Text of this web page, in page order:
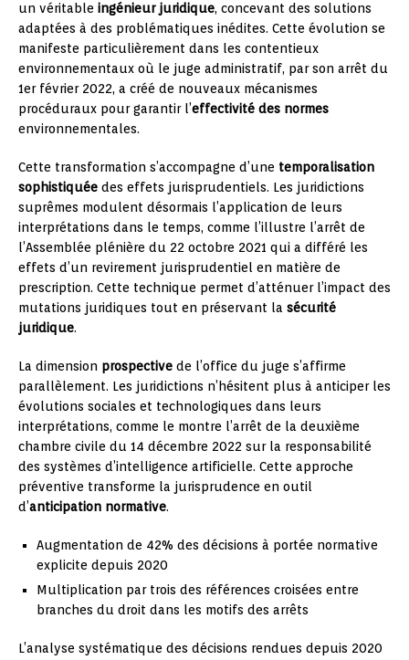
un véritable ingénieur juridique, concevant des solutions
adaptées à des problématiques inédites. Cette évolution se
manifeste particulièrement dans les contentieux
environnementaux où le juge administratif, par son arrêt du
1er février 2022, a créé de nouveaux mécanismes
procéduraux pour garantir l’effectivité des normes
environnementales.
Cette transformation s’accompagne d’une temporalisation
sophistiquée des effets jurisprudentiels. Les juridictions
suprêmes modulent désormais l’application de leurs
interprétations dans le temps, comme l’illustre l’arrêt de
l’Assemblée plénière du 22 octobre 2021 qui a différé les
effets d’un revirement jurisprudentiel en matière de
prescription. Cette technique permet d’atténuer l’impact des
mutations juridiques tout en préservant la sécurité
juridique.
La dimension prospective de l’office du juge s’affirme
parallèlement. Les juridictions n’hésitent plus à anticiper les
évolutions sociales et technologiques dans leurs
interprétations, comme le montre l’arrêt de la deuxième
chambre civile du 14 décembre 2022 sur la responsabilité
des systèmes d’intelligence artificielle. Cette approche
préventive transforme la jurisprudence en outil
d’anticipation normative.
Augmentation de 42% des décisions à portée normative
explicite depuis 2020
Multiplication par trois des références croisées entre
branches du droit dans les motifs des arrêts
L’analyse systématique des décisions rendues depuis 2020